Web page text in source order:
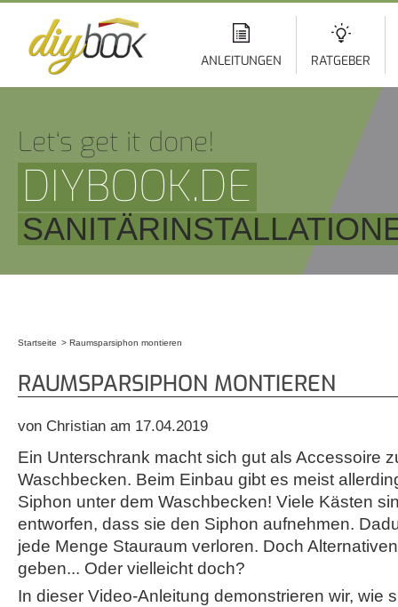
ANLEITUNGEN RATGEBER
Let‘s get it done!
DIYBOOK.DE
Startseite Raumsparsiphon montieren
RAUMSPARSIPHON MONTIEREN
von Christian am 17.04.2019
Ein Unterschrank macht sich gut als Accessoire
Waschbecken. Beim Einbau gibt es meist
Siphon unter dem Waschbecken! Viele Kästen
entworfen, dass sie den Siphon aufnehmen.
jede Menge Stauraum verloren. Doch
geben... Oder vielleicht doch?
In dieser Video-Anleitung demonstrieren wir, wie